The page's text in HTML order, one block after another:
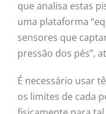
que analisa estas
uma plataforma
sensores que
pressão dos pés”,
É necessário usar
os limites de cada